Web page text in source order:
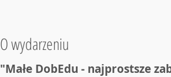
O wydarzeniu
"Małe DobEdu - najprostsze